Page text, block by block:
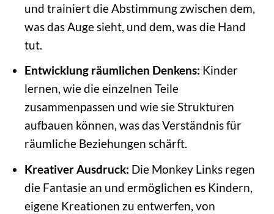
und trainiert die Abstimmung zwischen dem,
was das Auge sieht, und dem, was die Hand
tut.
Entwicklung räumlichen Denkens: Kinder
lernen, wie die einzelnen Teile
zusammenpassen und wie sie Strukturen
aufbauen können, was das Verständnis für
räumliche Beziehungen schärft.
Kreativer Ausdruck: Die Monkey Links regen
die Fantasie an und ermöglichen es Kindern,
eigene Kreationen zu entwerfen, von